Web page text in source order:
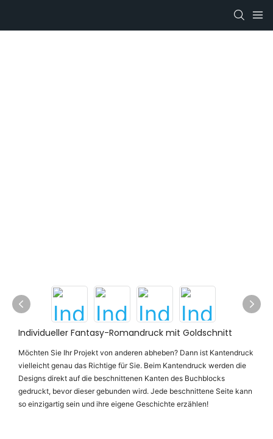
Individueller Fantasy-Romandruck mit Goldschnitt
Möchten Sie Ihr Projekt von anderen abheben? Dann ist Kantendruck
vielleicht genau das Richtige für Sie. Beim Kantendruck werden die
Designs direkt auf die beschnittenen Kanten des Buchblocks
gedruckt, bevor dieser gebunden wird. Jede beschnittene Seite kann
so einzigartig sein und ihre eigene Geschichte erzählen!